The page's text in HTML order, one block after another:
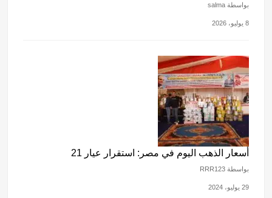
بواسطة salma
8 يوليو، 2026
أسعار الذهب اليوم في مصر: استقرار عيار 21
بواسطة RRR123
29 يوليو، 2024